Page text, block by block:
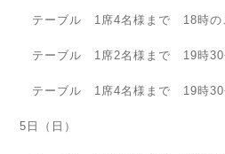
テーブル 1席4名様まで 18時の
テーブル 1席2名様まで 19時30
テーブル 1席4名様まで 19時30
5日（日）